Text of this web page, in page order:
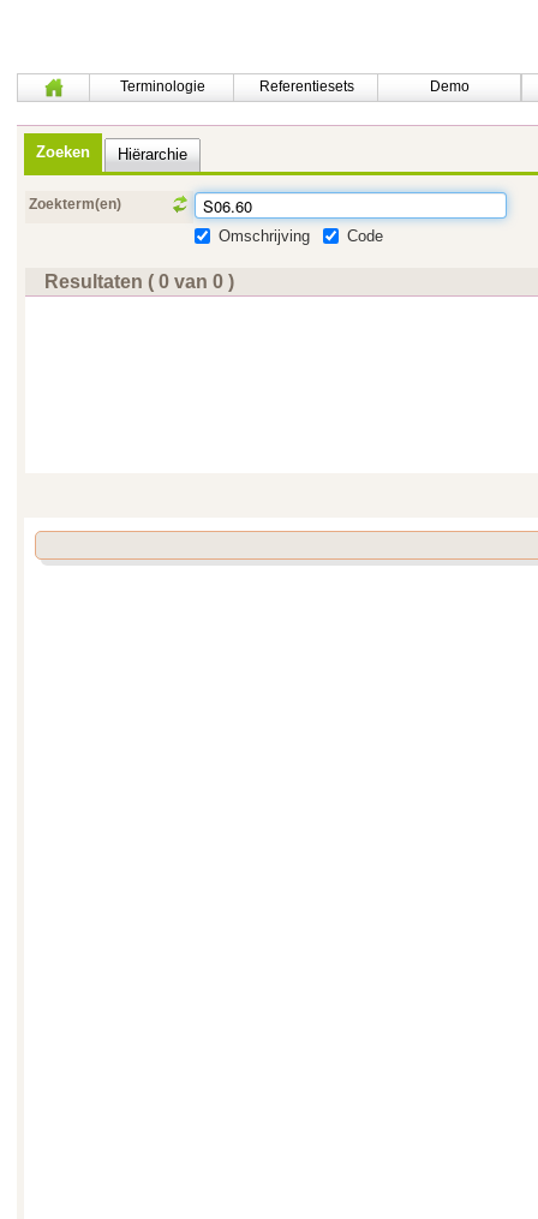
Terminologie Referentiesets Demo
Zoeken Hiërarchie
Zoekterm(en)
Omschrijving Code
Resultaten ( 0 van 0 )